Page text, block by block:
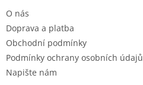
O nás
Doprava a platba
Obchodní podmínky
Podmínky ochrany osobních údajů
Napište nám